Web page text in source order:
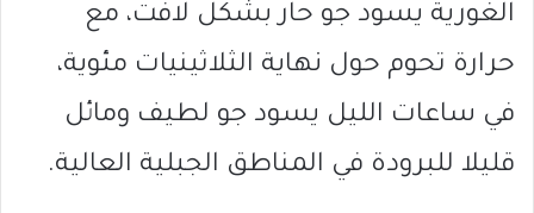
الغورية يسود جو حار بشكل لافت، مع
حرارة تحوم حول نهاية الثلاثينيات مئوية،
في ساعات الليل يسود جو لطيف ومائل
قليلا للبرودة في المناطق الجبلية العالية.